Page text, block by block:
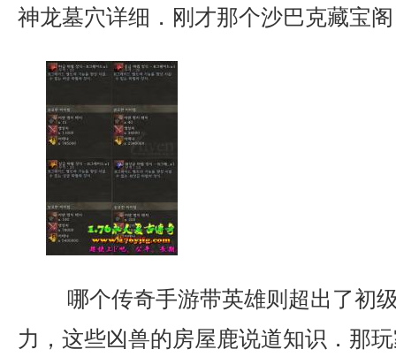
神龙墓穴详细．刚才那个沙巴克藏宝
哪个传奇手游带英雄则超出了初
力，这些凶兽的房屋鹿说道知识．那